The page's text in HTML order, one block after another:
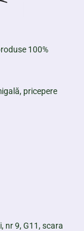
100%
pricepere
nr 9, G11, scara